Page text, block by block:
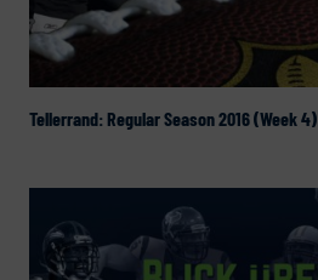
Tellerrand: Regular Season 2016 (Week 4)